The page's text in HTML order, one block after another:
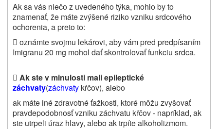
Ak sa vás niečo z uvedeného týka, mohlo by to
znamenať, že máte zvýšené riziko vzniku srdcového
ochorenia, a preto to:
 oznámte svojmu lekárovi, aby vám pred predpísaním
Imigranu 20 mg mohol dať skontrolovať funkciu srdca.
 Ak ste v minulosti mali epileptické
záchvaty(záchvaty kŕčov), alebo
ak máte iné zdravotné ťažkosti, ktoré môžu zvyšovať
pravdepodobnosť vzniku záchvatu kŕčov ‑ napríklad, ak
ste utrpeli úraz hlavy, alebo ak trpíte alkoholizmom.